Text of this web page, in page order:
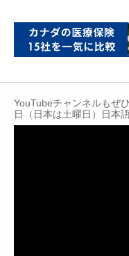
イベントカレンダー
About Us
YouTubeチャンネルもぜ
日（日本は土曜日）日本